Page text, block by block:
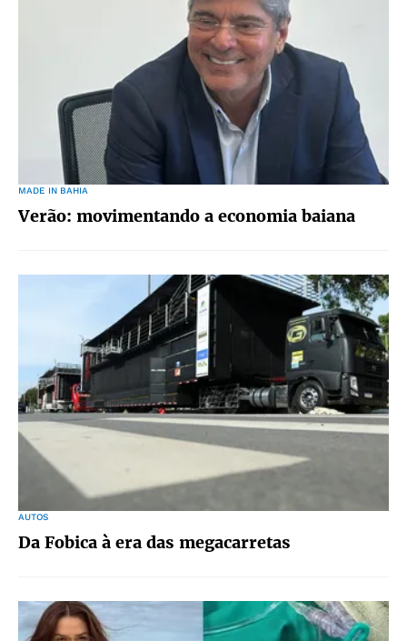
MADE IN BAHIA
Verão: movimentando a economia baiana
AUTOS
Da Fobica à era das megacarretas